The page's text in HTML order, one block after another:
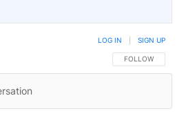
FOLLOW THIS
FOLLOW
LOG IN SIGN UP